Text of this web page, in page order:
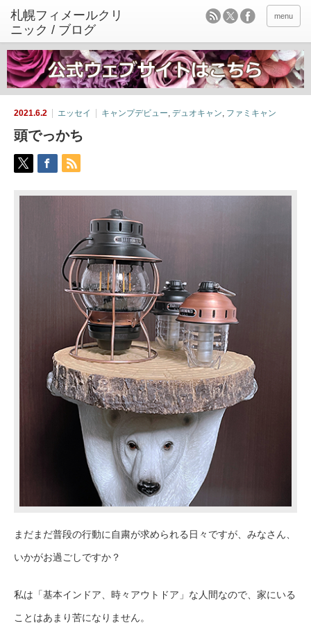
menu
2021.6.2 エッセイ キャンプデビュー, デュオキャン, ファミキャン
頭でっかち
まだまだ普段の行動に自粛が求められる日々 ですが、みなさん、
いかがお過ごしですか？
私は「基本インドア、時々アウトドア」な人間なので、家にいる
ことはあまり苦になりません。